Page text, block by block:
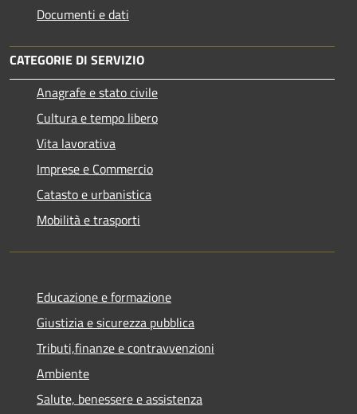
Documenti e dati
CATEGORIE DI SERVIZIO
Anagrafe e stato civile
Cultura e tempo libero
Vita lavorativa
Imprese e Commercio
Catasto e urbanistica
Mobilità e trasporti
Educazione e formazione
Giustizia e sicurezza pubblica
Tributi,finanze e contravvenzioni
Ambiente
Salute, benessere e assistenza